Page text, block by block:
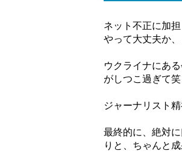
ネット不正に加
やって大丈夫か、
ウクライナにあ
がしつこ過ぎて
ジャーナリスト
最終的に、絶対
りと、ちゃんと